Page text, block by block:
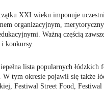
XXI wieku imponuje
organizacyjnym,
Ważną częścią
konkursy.
lista popularnych łódzkich
tym okresie pojawił się także
Festiwal Street Food, Festiwal